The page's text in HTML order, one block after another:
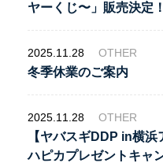
ヤーくじ〜」販売決定
2025.11.28 OTHER
冬季休業のご案内
2025.11.28 OTHER
【ヤバスギDDP in横浜
ハピカプレゼントキャ